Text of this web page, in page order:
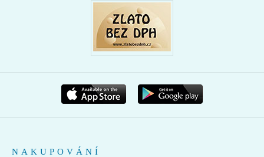
NAKUPOVÁNÍ